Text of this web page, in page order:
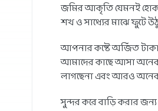
জমির আকৃতি যেমনই হোক
শখ ও সাধ্যের মাঝে ফুটে
আপনার কষ্টে অর্জিত
আমাদের কাছে আসা
লাগছেনা এবং আরও অনেক
সুন্দর করে বাড়ি করার